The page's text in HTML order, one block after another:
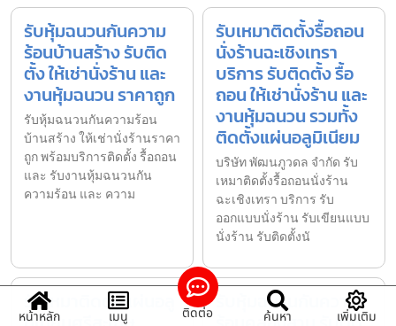
รับหุ้มฉนวนกันความ
ร้อนบ้านสร้าง รับติด
ตั้ง ให้เช่านั่งร้าน และ
งานหุ้มฉนวน ราคาถูก
รับหุ้มฉนวนกันความร้อน
บ้านสร้าง ให้เช่านั่งร้านราคา
ถูก พร้อมบริการติดตั้ง รื้อถอน
และ รับงานหุ้มฉนวนกัน
ความร้อน และ ความ
รับเหมาติดตั้งรื้อถอน
นั่งร้านฉะเชิงเทรา
บริการ รับติดตั้ง รื้อ
ถอน ให้เช่านั่งร้าน และ
งานหุ้มฉนวน รวมทั้ง
ติดตั้งแผ่นอลูมิเนียม
บริษัท พัฒนภูวดล จำกัด รับ
เหมาติดตั้งรื้อถอนนั่งร้าน
ฉะเชิงเทรา บริการ รับ
ออกแบบนั่งร้าน รับเขียนแบบ
นั่งร้าน รับติดตั้งนั
รับเหมาติดตั้งแผ่นอลู
รับหุ้มฉนวนกันความ
หน้าหลัก เมนู ติดต่อ ค้นหา เพิ่มเติม